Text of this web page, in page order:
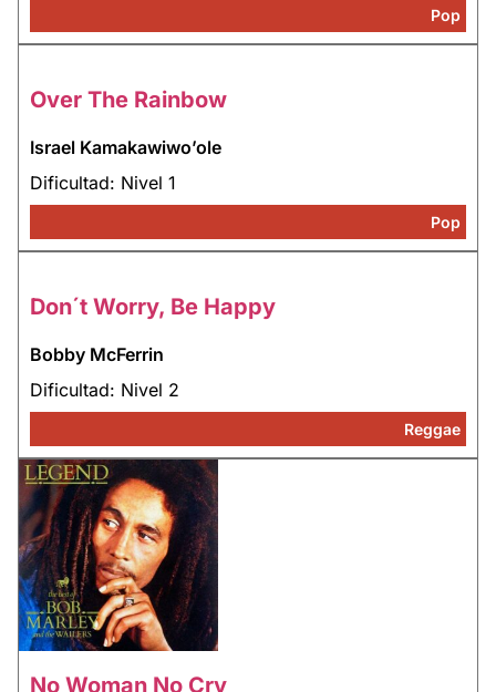
Pop
Over The Rainbow
Israel Kamakawiwo’ole
Dificultad: Nivel 1
Pop
Don´t Worry, Be Happy
Bobby McFerrin
Dificultad: Nivel 2
Reggae
No Woman No Cry